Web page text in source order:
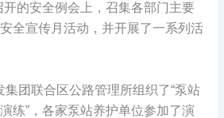
的安全例会上，召集各部门主要
全宣传月活动，并开展了一系列活
团联合区公路管理所组织了“泵站
练”，各家泵站养护单位参加了演